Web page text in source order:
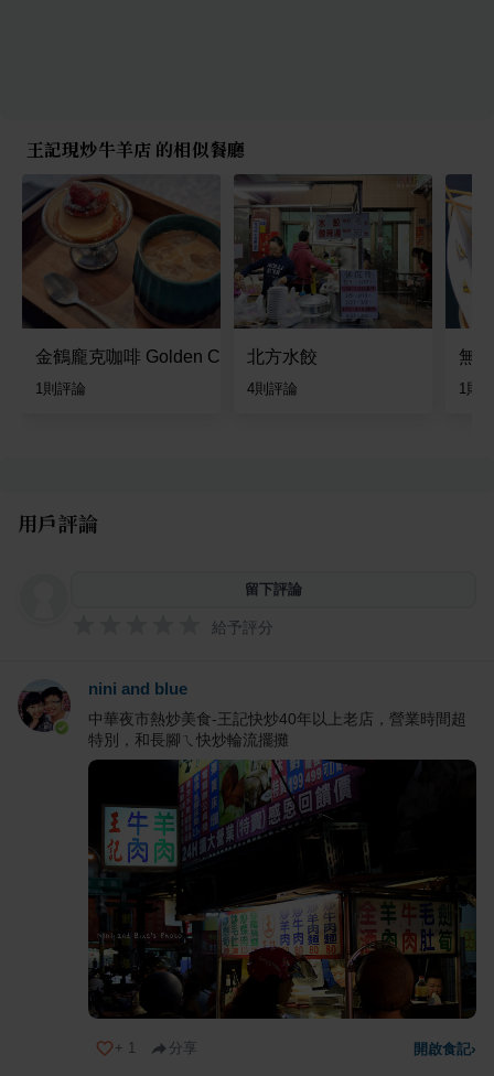
王記現炒牛羊店 的相似餐廳
金鶴龐克咖啡 Golden Crane Punk Café
1則評論
北方水餃
4則評論
無
1則
用戶評論
留下評論
給予評分
nini and blue
中華夜市熱炒美食-王記快炒40年以上老店，營業時間超
特別，和長腳ㄟ快炒輪流擺攤
+ 1 分享 開啟食記›